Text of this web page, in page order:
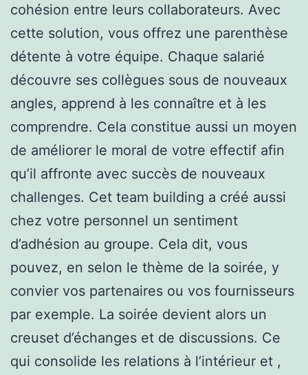
cohésion entre leurs collaborateurs. Avec
cette solution, vous offrez une parenthèse
détente à votre équipe. Chaque salarié
découvre ses collègues sous de nouveaux
angles, apprend à les connaître et à les
comprendre. Cela constitue aussi un moyen
de améliorer le moral de votre effectif afin
qu’il affronte avec succès de nouveaux
challenges. Cet team building a créé aussi
chez votre personnel un sentiment
d’adhésion au groupe. Cela dit, vous
pouvez, en selon le thème de la soirée, y
convier vos partenaires ou vos fournisseurs
par exemple. La soirée devient alors un
creuset d’échanges et de discussions. Ce
qui consolide les relations à l’intérieur et ,